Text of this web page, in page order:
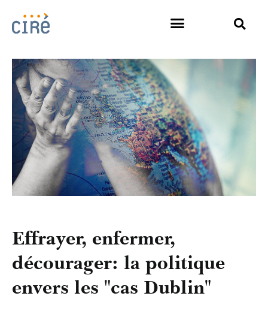
Effrayer, enfermer,
décourager: la politique
envers les "cas Dublin"